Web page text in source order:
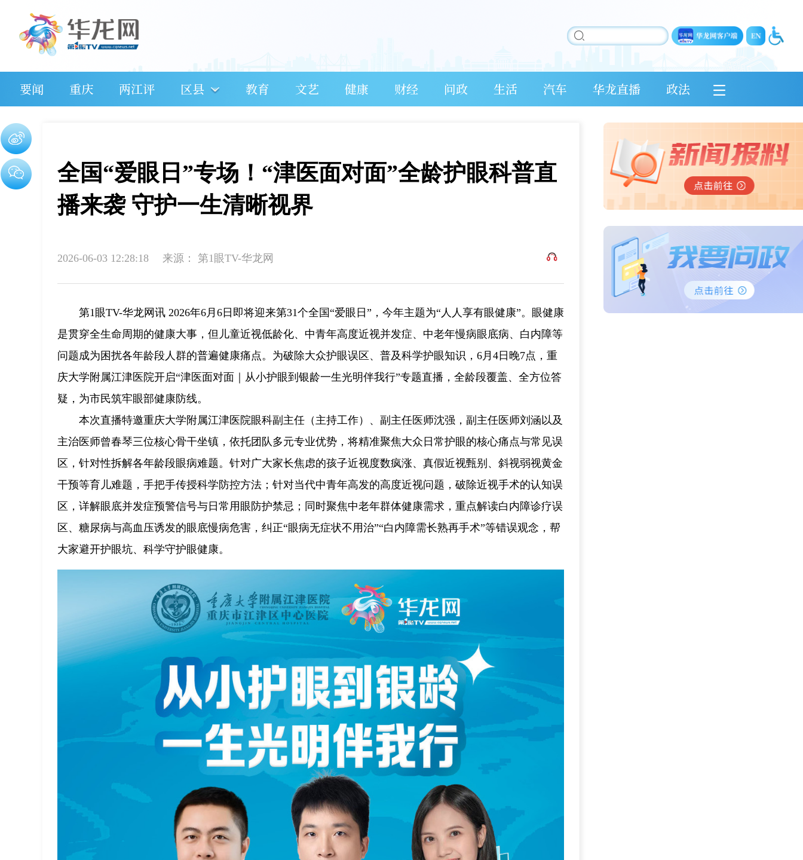
要闻 重庆 两江评 区县 教育 文艺 健康 财经 问政 生活 汽车 华龙直播 政法
全国“爱眼日”专场！“津医面对面”全龄护眼科普直
播来袭 守护一生清晰视界
2026-06-03 12:28:18 来源： 第1眼TV-华龙网
第1眼TV-华龙网讯 2026年6月6日即将迎来第31个全国“爱眼日”，今年主题为“人人享有眼健康”。眼健康
是贯穿全生命周期的健康大事，但儿童近视低龄化、中青年高度近视并发症、中老年慢病眼底病、白内障等
问题成为困扰各年龄段人群的普遍健康痛点。为破除大众护眼误区、普及科学护眼知识，6月4日晚7点，重
庆大学附属江津医院开启“津医面对面｜从小护眼到银龄一生光明伴我行”专题直播，全龄段覆盖、全方位答
疑，为市民筑牢眼部健康防线。
本次直播特邀重庆大学附属江津医院眼科副主任（主持工作）、副主任医师沈强，副主任医师刘涵以及
主治医师曾春琴三位核心骨干坐镇，依托团队多元专业优势，将精准聚焦大众日常护眼的核心痛点与常见误
区，针对性拆解各年龄段眼病难题。针对广大家长焦虑的孩子近视度数疯涨、真假近视甄别、斜视弱视黄金
干预等育儿难题，手把手传授科学防控方法；针对当代中青年高发的高度近视问题，破除近视手术的认知误
区，详解眼底并发症预警信号与日常用眼防护禁忌；同时聚焦中老年群体健康需求，重点解读白内障诊疗误
区、糖尿病与高血压诱发的眼底慢病危害，纠正“眼病无症状不用治”“白内障需长熟再手术”等错误观念，帮
大家避开护眼坑、科学守护眼健康。